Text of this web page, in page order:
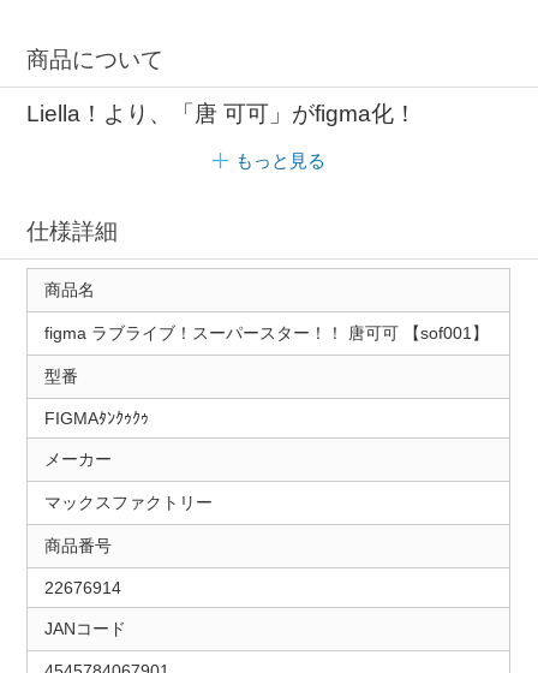
商品について
Liella！より、「唐 可可」がfigma化！
もっと見る
仕様詳細
商品名
figma ラブライブ！スーパースター！！ 唐可可 【sof001】
型番
FIGMAﾀﾝｸｩｸｩ
メーカー
マックスファクトリー
商品番号
22676914
JANコード